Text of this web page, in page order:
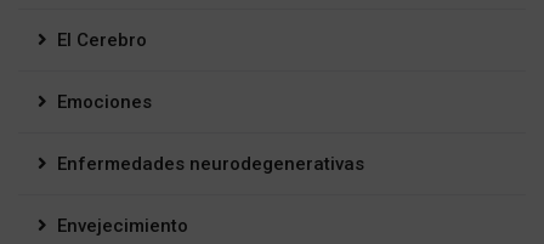
El Cerebro
Emociones
Enfermedades neurodegenerativas
Envejecimiento